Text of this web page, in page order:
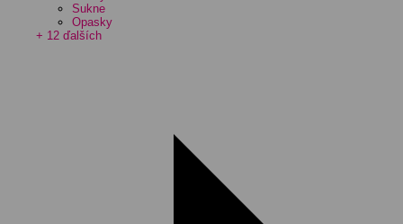
Sukne
Opasky
+ 12 ďalších